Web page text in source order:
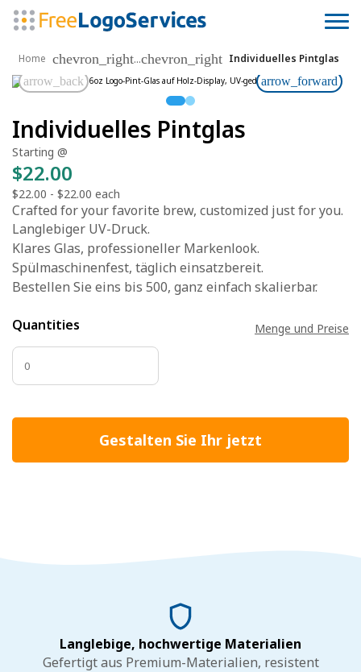
Home chevron_right...chevron_right Individuelles Pintglas
arrow_back
arrow_forward
Individuelles Pintglas
Starting @
$22.00
$22.00 - $22.00 each
Crafted for your favorite brew, customized just for you.
Langlebiger UV-Druck.
Klares Glas, professioneller Markenlook.
Spülmaschinenfest, täglich einsatzbereit.
Bestellen Sie eins bis 500, ganz einfach skalierbar.
Quantities Menge und Preise
Gestalten Sie Ihr jetzt
Langlebige, hochwertige Materialien
Gefertigt aus Premium-Materialien, resistent